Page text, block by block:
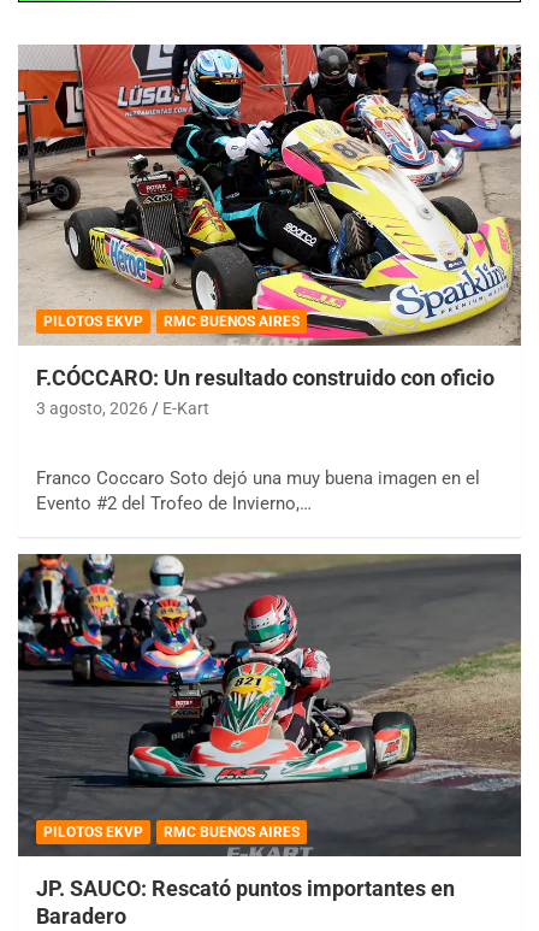
PILOTOS EKVP RMC BUENOS AIRES
F.CÓCCARO: Un resultado construido con oficio
3 agosto, 2026 E-Kart
Franco Coccaro Soto dejó una muy buena imagen en el
Evento #2 del Trofeo de Invierno,…
PILOTOS EKVP RMC BUENOS AIRES
JP. SAUCO: Rescató puntos importantes en
Baradero